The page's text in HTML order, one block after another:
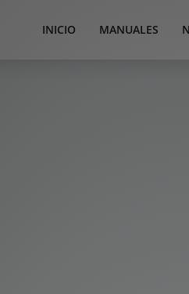
INICIO MANUALES